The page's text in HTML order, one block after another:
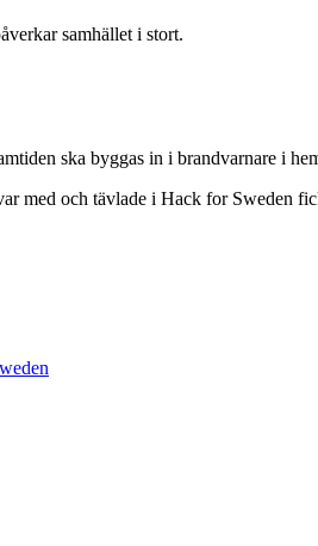
samhället i stort.
ska byggas in i brandvarnare i
med och tävlade i Hack for Sweden